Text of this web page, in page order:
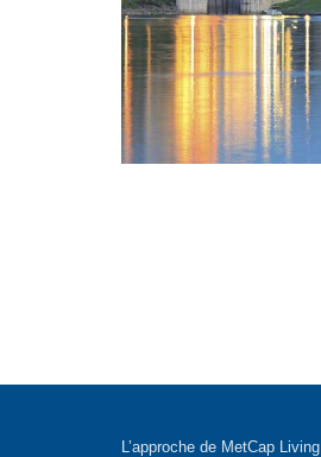
L’approche de MetCap Living